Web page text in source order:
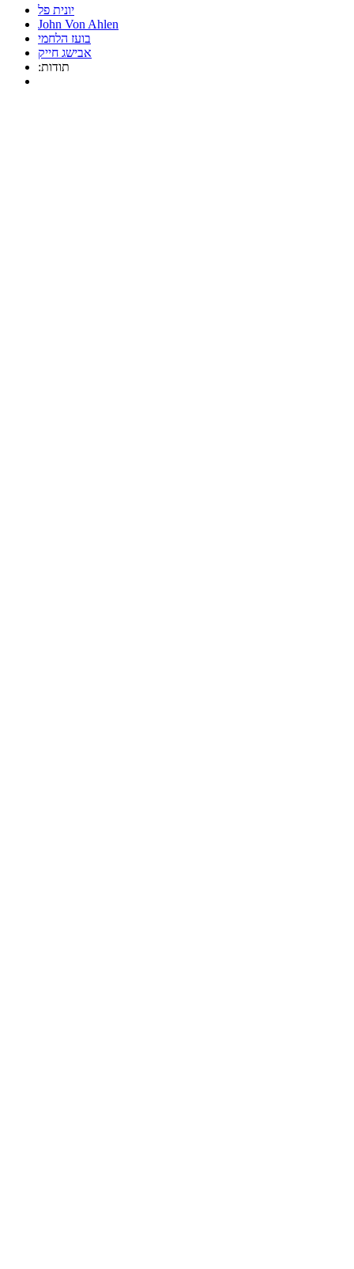
יונית פל
John Von Ahlen
בועז הלחמי
אבישג חייק
:תודות